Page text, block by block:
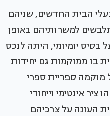
הבית החדשים, שניהם
למשרותיהם באופן
בסיס יומיומי, היתה לנכס
בו ממוקמות גם יחידות
מוקמה ספריית ספרי
אינטימי וייחודי
העונה על צרכיהם